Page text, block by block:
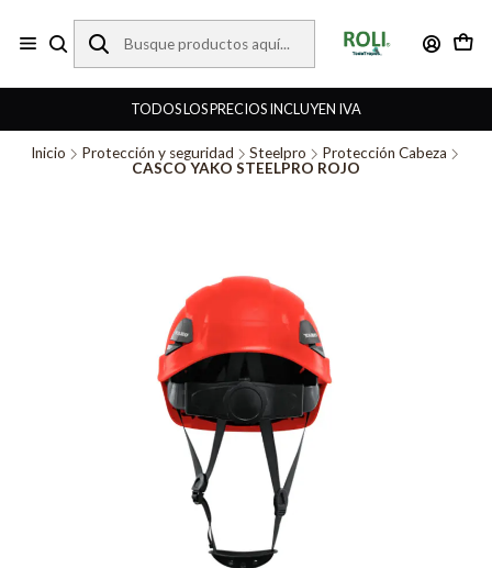
TODOS LOS PRECIOS INCLUYEN IVA
Inicio Protección y seguridad Steelpro
Protección Cabeza
CASCO YAKO STEELPRO ROJO